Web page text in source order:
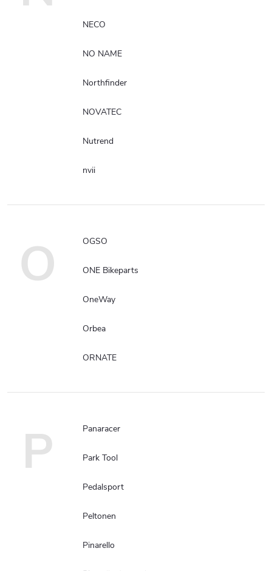
NECO
NO NAME
Northfinder
NOVATEC
Nutrend
nvii
O OGSO
ONE Bikeparts
OneWay
Orbea
ORNATE
P Panaracer
Park Tool
Pedalsport
Peltonen
Pinarello